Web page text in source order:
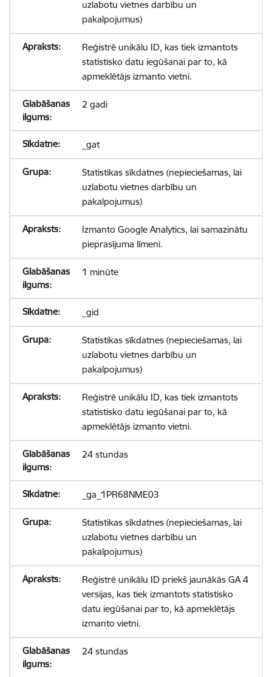
uzlabotu vietnes darbību un
pakalpojumus)
Reģistrē unikālu ID, kas tiek izmantots
statistisko datu iegūšanai par to, kā
apmeklētājs izmanto vietni.
2 gadi
_gat
Statistikas sīkdatnes (nepieciešamas, lai
uzlabotu vietnes darbību un
pakalpojumus)
Izmanto Google Analytics, lai samazinātu
pieprasījuma līmeni.
1 minūte
_gid
Statistikas sīkdatnes (nepieciešamas, lai
uzlabotu vietnes darbību un
pakalpojumus)
Reģistrē unikālu ID, kas tiek izmantots
statistisko datu iegūšanai par to, kā
apmeklētājs izmanto vietni.
24 stundas
_ga_1PR68NME03
Statistikas sīkdatnes (nepieciešamas, lai
uzlabotu vietnes darbību un
pakalpojumus)
Reģistrē unikālu ID priekš jaunākās GA 4
versijas, kas tiek izmantots statistisko
datu iegūšanai par to, kā apmeklētājs
izmanto vietni.
24 stundas